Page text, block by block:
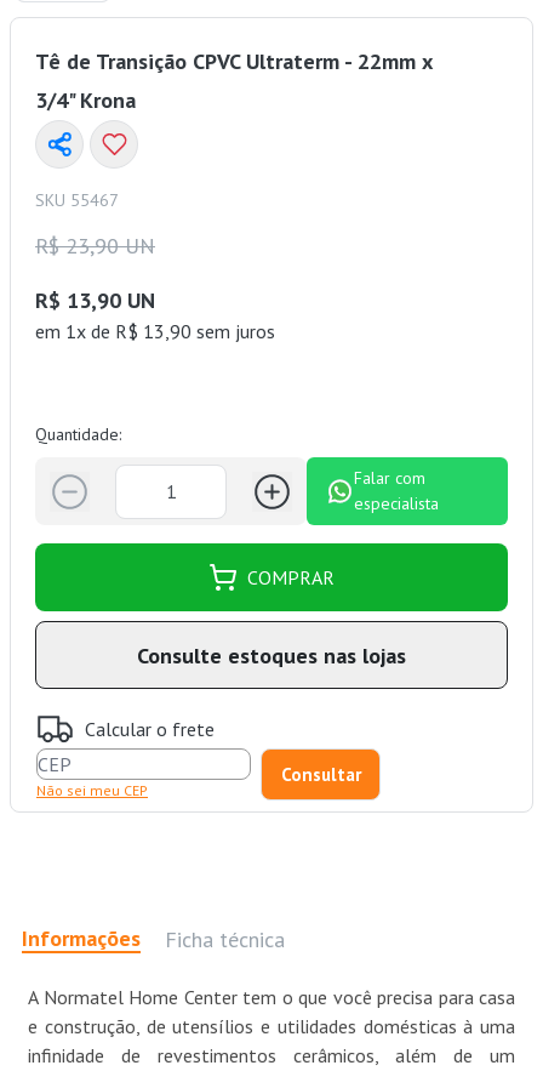
Tê de Transição CPVC Ultraterm - 22mm x
3/4" Krona
SKU 55467
R$ 23,90 UN
R$ 13,90 UN
em 1x de R$ 13,90 sem juros
Quantidade:
Falar com
especialista
COMPRAR
Consulte estoques nas lojas
Calcular o frete
Não sei meu CEP
Informações Ficha técnica
A Normatel Home Center tem o que você precisa para casa
e construção, de utensílios e utilidades domésticas à uma
infinidade de revestimentos cerâmicos, além de um